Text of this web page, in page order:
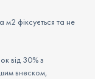
м2 фіксується та не
від 30% з
внеском,